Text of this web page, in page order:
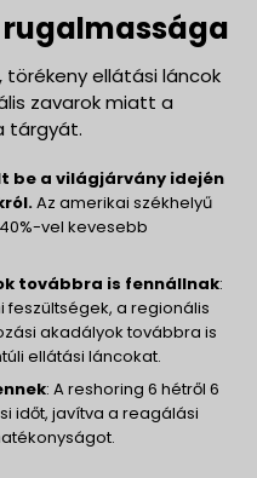
rugalmassága
törékeny ellátási láncok
zavarok miatt a
tárgyát.
be a világjárvány idején
Az amerikai székhelyű
vel kevesebb
továbbra is fennállnak:
a regionális
akadályok továbbra is
ellátási láncokat.
: A reshoring 6 hétről 6
időt, javítva a reagálási